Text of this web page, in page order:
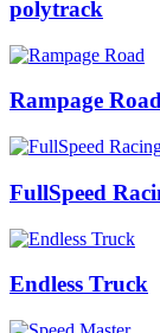
polytrack
Rampage
FullSpeed
Endless Truck